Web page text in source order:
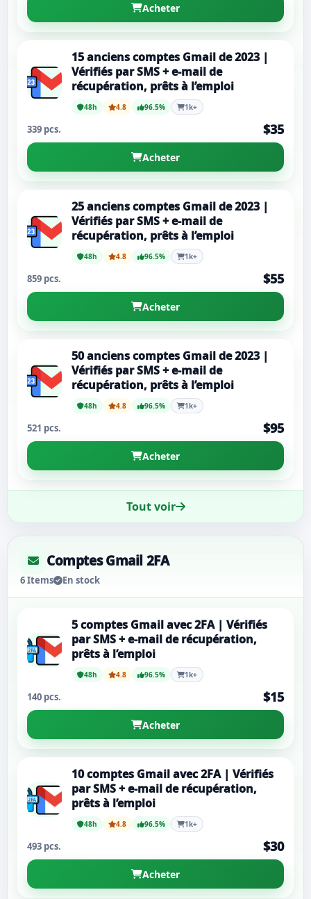
Acheter
15 anciens comptes Gmail de 2023 |
Vérifiés par SMS + e-mail de
récupération, prêts à l’emploi
48h 4.8 96.5% 1k+
339 pcs. $35
Acheter
25 anciens comptes Gmail de 2023 |
Vérifiés par SMS + e-mail de
récupération, prêts à l’emploi
48h 4.8 96.5% 1k+
859 pcs. $55
Acheter
50 anciens comptes Gmail de 2023 |
Vérifiés par SMS + e-mail de
récupération, prêts à l’emploi
48h 4.8 96.5% 1k+
521 pcs. $95
Acheter
Tout voir
Comptes Gmail 2FA
6 Items En stock
5 comptes Gmail avec 2FA | Vérifiés
par SMS + e-mail de récupération,
prêts à l’emploi
48h 4.8 96.5% 1k+
140 pcs. $15
Acheter
10 comptes Gmail avec 2FA | Vérifiés
par SMS + e-mail de récupération,
prêts à l’emploi
48h 4.8 96.5% 1k+
493 pcs. $30
Acheter